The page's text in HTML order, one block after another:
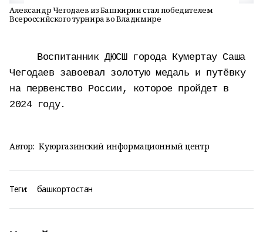
Александр Чегодаев из Башкирии стал победителем
Всероссийского турнира во Владимире
Воспитанник ДЮСШ города Кумертау Саша
Чегодаев завоевал золотую медаль и путёвку
на первенство России, которое пройдет в
2024 году.
Автор: Куюргазинский информационный центр
Теги: башкортостан